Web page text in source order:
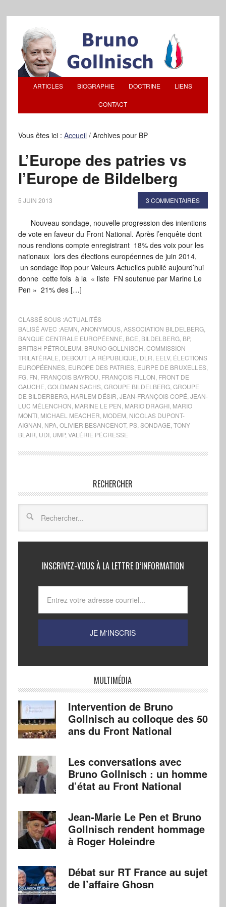
ARTICLES BIOGRAPHIE DOCTRINE LIENS
CONTACT
Vous êtes ici : Accueil /Archives pour BP
L’Europe des patries vs
l’Europe de Bildelberg
5 JUIN 2013 3 COMMENTAIRES
Nouveau sondage, nouvelle progression des intentions
de vote en faveur du Front National. Après l’enquête dont
nous rendions compte enregistrant 18% des voix pour les
nationaux lors des élections européennes de juin 2014,
un sondage Ifop pour Valeurs Actuelles publié aujourd’hui
donne cette fois à la « liste FN soutenue par Marine Le
Pen » 21% des […]
CLASSÉ SOUS :ACTUALITÉS
BALISÉ AVEC :AEMN ANONYMOUS, ASSOCIATION BILDELBERG,
BANQUE CENTRALE EUROPÉENNE BCE BILDELBERG, BP,
BRITISH PÉTROLEUM BRUNO GOLLNISCH COMMISSION
TRILATÉRALE DEBOUT LA RÉPUBLIQUE DLR EELV, ÉLECTIONS
EUROPÉENNES, EUROPE DES PATRIES, EURPE DE BRUXELLES,
FG, FN FRANÇOIS BAYROU FRANÇOIS FILLON FRONT DE
GAUCHE GOLDMAN SACHS, GROUPE BILDELBERG, GROUPE
DE BILDERBERG, HARLEM DÉSIR JEAN-FRANÇOIS COPÉ JEAN-
LUC MÉLENCHON MARINE LE PEN MARIO DRAGHI, MARIO
MONTI, MICHAEL MEACHER MODEM NICOLAS DUPONT-
AIGNAN NPA, OLIVIER BESANCENOT, PS, SONDAGE TONY
BLAIR UDI, UMP, VALÉRIE PÉCRESSE
RECHERCHER
INSCRIVEZ-VOUS À LA LETTRE D’INFORMATION
MULTIMÉDIA
Intervention de Bruno
Gollnisch au colloque des 50
ans du Front National
Les conversations avec
Bruno Gollnisch : un homme
d’état au Front National
Jean-Marie Le Pen et Bruno
Gollnisch rendent hommage
à Roger Holeindre
Débat sur RT France au sujet
de l’affaire Ghosn